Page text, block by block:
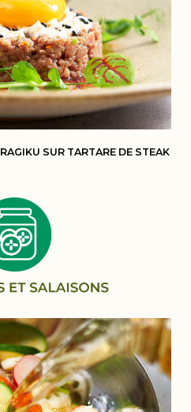
SUR TARTARE DE STEAK